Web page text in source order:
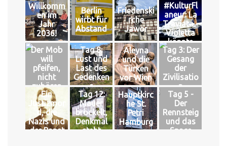
Willkomm
en im
Jahr
2036!
Berlin
wirbt für
Abstand
Friedenski
rche
Jawor
#KulturFl
aneur: La
Traviata -
Violetta
könnte
leben
Der Mob
will
pfeifen,
nicht
zuhören
Tag 8:
Lust und
Last des
Gedenken
s
Aleyna
und die
Türken
vor Wien
Tag 3: Der
Gesang
der
Zivilisatio
n
Ein
Justizmor
d, die
Nazis und
der Papst
Tag 12:
Mauer
bröckelt,
Denkmal
steht
Hauptkirc
he St.
Petri
Hamburg
Tag 5 -
Der
Rennsteig
und das
Space